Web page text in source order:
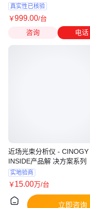
仪
真实性已核验
￥999.00/台
咨询 电话
近场光束分析仪 - CINOGY
INSIDE产品解 决方案系列
实地验商
￥15.00万/台
咨询
立即咨询